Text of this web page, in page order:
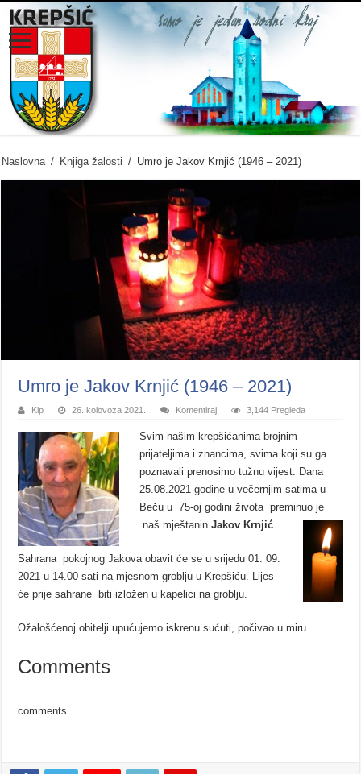
Naslovna / Knjiga žalosti / Umro je Jakov Krnjić (1946 – 2021)
Umro je Jakov Krnjić (1946 – 2021)
Kip 26. kolovoza 2021. Komentiraj 3,144 Pregleda
Svim našim krepšićanima brojnim
prijateljima i znancima, svima koji su ga
poznavali prenosimo tužnu vijest. Dana
25.08.2021 godine u večernjim satima u
Beču u 75-oj godini života preminuo je
naš mještaninJakov Krnjić.
Sahrana pokojnog Jakova obavit će se u srijedu 01. 09.
2021 u 14.00 sati na mjesnom groblju u Krepšiću. Lijes
će prije sahrane biti izložen u kapelici na groblju.
Ožalošćenoj obitelji upućujemo iskrenu sućuti, počivao u miru.
Comments
comments